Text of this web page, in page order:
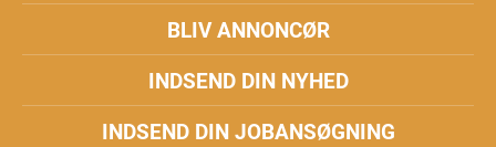
BLIV ANNONCØR
INDSEND DIN NYHED
INDSEND DIN JOBANSØGNING